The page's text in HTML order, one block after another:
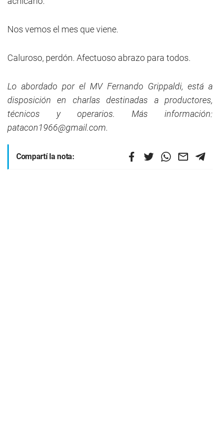
Nos vemos el mes que viene.
Caluroso, perdón. Afectuoso abrazo para todos.
Lo abordado por el MV Fernando Grippaldi, está a
disposición en charlas destinadas a productores,
técnicos y operarios. Más información:
patacon1966@gmail.com.
Compartí la nota: